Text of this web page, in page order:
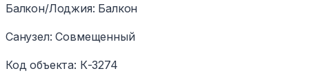
Балкон/Лоджия: Балкон
Санузел: Совмещенный
Код объекта: К-3274